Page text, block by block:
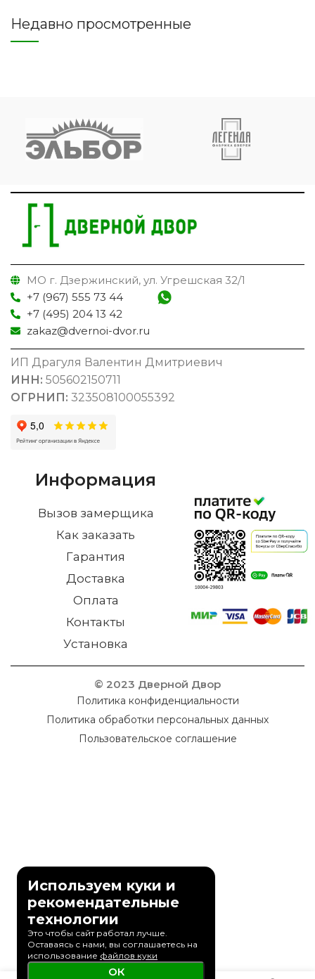
Недавно просмотренные
МО г. Дзержинский, ул. Угрешская 32/1
+7 (967) 555 73 44
+7 (495) 204 13 42
zakaz@dvernoi-dvor.ru
ИП Драгуля Валентин Дмитриевич
ИНН: 505602150711
ОГРНИП: 323508100055392
Информация
Вызов замерщика
Как заказать
Гарантия
Доставка
Оплата
Контакты
Установка
© 2023 Дверной Двор
Политика конфиденциальности
Политика обработки персональных данных
Пользовательское соглашение
Используем куки и
рекомендательные
технологии
Это чтобы сайт работал лучше.
Оставаясь с нами, вы соглашаетесь на
использование файлов куки
ОК